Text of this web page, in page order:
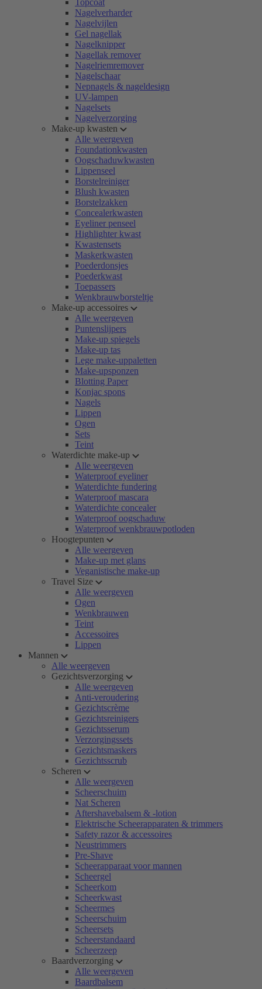
Topcoat
Nagelverharder
Nagelvijlen
Gel nagellak
Nagelknipper
Nagellak remover
Nagelriemremover
Nagelschaar
Nepnagels & nageldesign
UV-lampen
Nagelsets
Nagelverzorging
Make-up kwasten
Alle weergeven
Foundationkwasten
Oogschaduwkwasten
Lippenseel
Borstelreiniger
Blush kwasten
Borstelzakken
Concealerkwasten
Eyeliner penseel
Highlighter kwast
Kwastensets
Maskerkwasten
Poederdonsjes
Poederkwast
Toepassers
Wenkbrauwborsteltje
Make-up accessoires
Alle weergeven
Puntenslijpers
Make-up spiegels
Make-up tas
Lege make-uppaletten
Make-upsponzen
Blotting Paper
Konjac spons
Nagels
Lippen
Ogen
Sets
Teint
Waterdichte make-up
Alle weergeven
Waterproof eyeliner
Waterdichte fundering
Waterproof mascara
Waterdichte concealer
Waterproof oogschaduw
Waterproof wenkbrauwpotloden
Hoogtepunten
Alle weergeven
Make-up met glans
Veganistische make-up
Travel Size
Alle weergeven
Ogen
Wenkbrauwen
Teint
Accessoires
Lippen
Mannen
Alle weergeven
Gezichtsverzorging
Alle weergeven
Anti-veroudering
Gezichtscrème
Gezichtsreinigers
Gezichtsserum
Verzorgingssets
Gezichtsmaskers
Gezichtsscrub
Scheren
Alle weergeven
Scheerschuim
Nat Scheren
Aftershavebalsem & -lotion
Elektrische Scheerapparaten & trimmers
Safety razor & accessoires
Neustrimmers
Pre-Shave
Scheerapparaat voor mannen
Scheergel
Scheerkom
Scheerkwast
Scheermes
Scheerschuim
Scheersets
Scheerstandaard
Scheerzeep
Baardverzorging
Alle weergeven
Baardbalsem